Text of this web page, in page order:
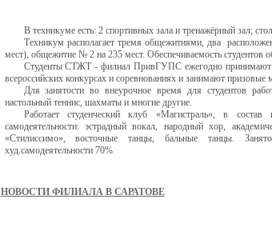
В техникуме есть: 2 спортивных зала и тренажёрный зал;
Техникум располагает тремя общежитиями, два
мест), общежитие № 2 на 235 мест. Обеспечиваемость студентов
Студенты СТЖТ - филиал ПривГУПС ежегодно принимают
всероссийских конкурсах и соревнованиях и занимают призовые
Для занятости во внеурочное время для студентов
настольный теннис, шахматы и многие другие.
Работает студенческий клуб «Магистраль», в
самодеятельности: эстрадный вокал, народный хор,
«Стилиссимо», восточные танцы, бальные танцы.
худ.самодеятельности 70%
НОВОСТИ ФИЛИАЛА В САРАТОВЕ